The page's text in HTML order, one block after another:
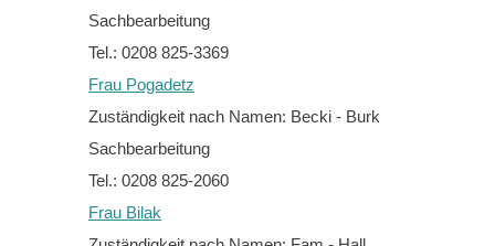
Sachbearbeitung
Tel.: 0208 825-3369
Frau Pogadetz
Zuständigkeit nach Namen: Becki - Burk
Sachbearbeitung
Tel.: 0208 825-2060
Frau Bilak